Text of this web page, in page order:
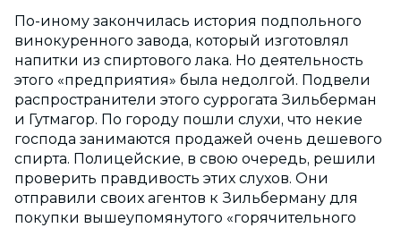
По-иному закончилась история подпольного
винокуренного завода, который изготовлял
напитки из спиртового лака. Но деятельность
этого «предприятия» была недолгой. Подвели
распространители этого суррогата Зильберман
и Гутмагор. По городу пошли слухи, что некие
господа занимаются продажей очень дешевого
спирта. Полицейские, в свою очередь, решили
проверить правдивость этих слухов. Они
отправили своих агентов к Зильберману для
покупки вышеупомянутого «горячительного